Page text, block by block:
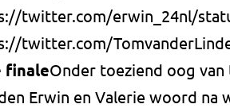
twitter.com/erwin_24nl/
twitter.com/
finaleOnder toeziend oog
Erwin en Valerie woord na